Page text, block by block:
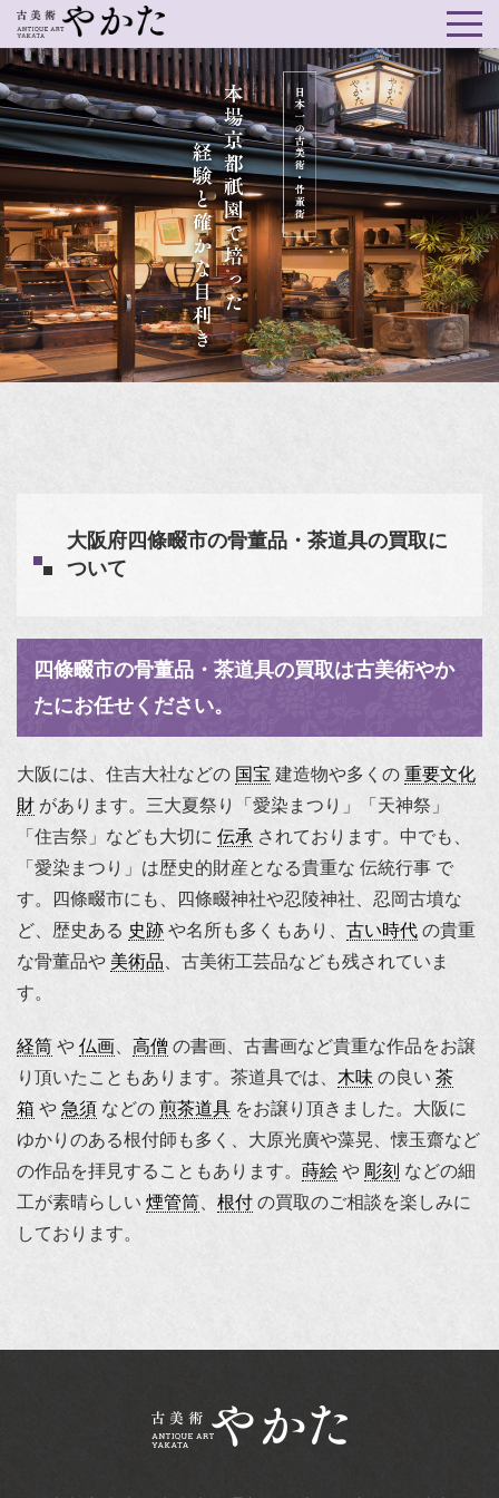
大阪府四條畷市の骨董品・茶道具の買取に
ついて
四條畷市の骨董品・茶道具の買取は古美術やか
たにお任せください。
大阪には、住吉大社などの 国宝 建造物や多くの 重要文化
財 があります。三大夏祭り「愛染まつり」「天神祭」
「住吉祭」なども大切に 伝承 されております。中でも、
「愛染まつり」は歴史的財産となる貴重な 伝統行事 で
す。四條畷市にも、四條畷神社や忍陵神社、忍岡古墳な
ど、歴史ある 史跡 や名所も多くもあり、 古い時代 の貴重
な骨董品や 美術品 、古美術工芸品なども残されていま
す。
経筒 や 仏画 高僧 の書画、古書画など貴重な作品をお譲
り頂いたこともあります。茶道具では、 木味 の良い 茶
箱 や 急須 などの 煎茶道具 をお譲り頂きました。大阪に
ゆかりのある根付師も多く、大原光廣や藻晃、懐玉齋など
の作品を拝見することもあります。 蒔絵 や 彫刻 などの細
工が素晴らしい 煙管筒 根付 の買取のご相談を楽しみに
しております。